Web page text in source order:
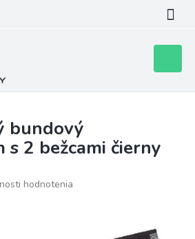
košík
bundový
s 2 bežcami čierny
hodnotenia